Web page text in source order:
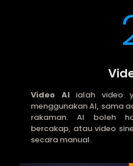
Video AIialah video
menggunakan AI, sama
rakaman. AI boleh
bercakap, atau video
secara manual.